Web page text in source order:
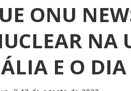
TEM LUCRO LÍQUIDO DE R$
ONU
NA
E O